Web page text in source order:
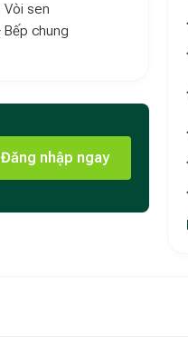
Vòi sen
Bếp chung
Đăng nhập ngay